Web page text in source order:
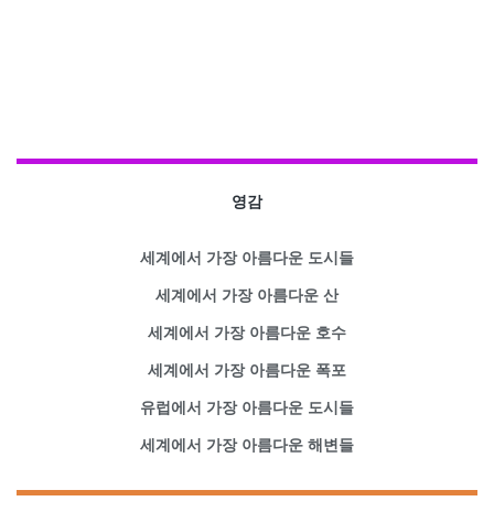
영감
세계에서 가장 아름다운 도시들
세계에서 가장 아름다운 산
세계에서 가장 아름다운 호수
세계에서 가장 아름다운 폭포
유럽에서 가장 아름다운 도시들
세계에서 가장 아름다운 해변들